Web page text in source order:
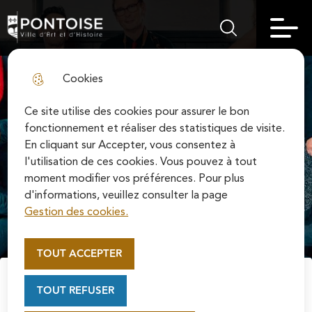
Cookies
Ce site utilise des cookies pour assurer le bon
fonctionnement et réaliser des statistiques de visite.
En cliquant sur Accepter, vous consentez à
l'utilisation de ces cookies. Vous pouvez à tout
moment modifier vos préférences. Pour plus
d'informations, veuillez consulter la page
Gestion des cookies.
TOUT ACCEPTER
TOUT REFUSER
Skip
to
menu
Skip to
search
Skip to
site map
Soutenez la rénovation de la cathédrale Saint-
Maclou en vous connectant sur le site de la
Fondation du patrimoine.
Pontoise | Ville d'art et d'histoireMenu principalRechercher sur
Concert Culture
Concert place des moineaux